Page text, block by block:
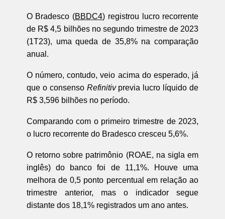
O Bradesco (BBDC4) registrou lucro recorrente
de R$ 4,5 bilhões no segundo trimestre de 2023
(1T23), uma queda de 35,8% na comparação
anual.
O número, contudo, veio acima do esperado, já
que o consensoRefinitivprevia lucro líquido de
R$ 3,596 bilhões no período.
Comparando com o primeiro trimestre de 2023,
o lucro recorrente do Bradesco cresceu 5,6%.
O retorno sobre patrimônio (ROAE, na sigla em
inglês) do banco foi de 11,1%. Houve uma
melhora de 0,5 ponto percentual em relação ao
trimestre anterior, mas o indicador segue
distante dos 18,1% registrados um ano antes.